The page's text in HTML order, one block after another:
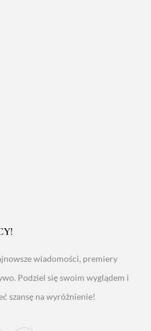
wiadomości, premiery
Podziel się swoim wyglądem i
szansę na wyróżnienie!